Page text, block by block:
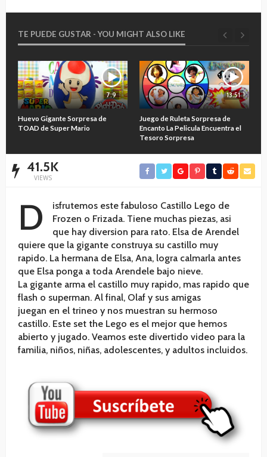
TE PUEDE GUSTAR - YOU MIGHT ALSO LIKE
7:9
Huevo Gigante Sorpresa de
TOAD de Super Mario
13:51
Juego de Ruleta Sorpresa de
Encanto La Pelicula Encuentra el
Tesoro Sorpresa
41.5K
VIEWS
D
isfrutemos este fabuloso Castillo Lego de
Frozen o Frizada. Tiene muchas piezas, asi
que hay diversion para rato. Elsa de Arendel
quiere que la gigante construya su castillo muy
rapido. La hermana de Elsa, Ana, logra calmarla antes
que Elsa ponga a toda Arendele bajo nieve.
La gigante arma el castillo muy rapido, mas rapido que
flash o superman. Al final, Olaf y sus amigas
juegan en el trineo y nos muestran su hermoso
castillo. Este set the Lego es el mejor que hemos
abierto y jugado. Veamos este divertido video para la
familia, niños, niñas, adolescentes, y adultos incluidos.